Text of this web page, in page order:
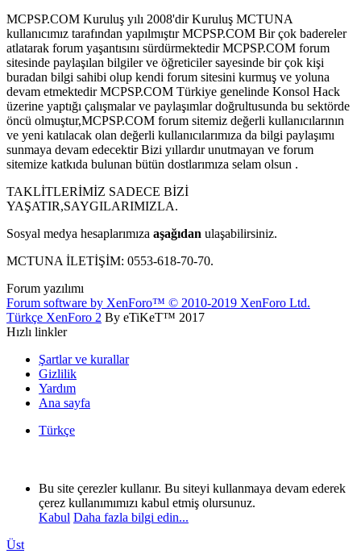
MCPSP.COM Kuruluş yılı 2008'dir Kuruluş MCTUNA
kullanıcımız tarafından yapılmıştır MCPSP.COM Bir çok badereler
atlatarak forum yaşantısını sürdürmektedir MCPSP.COM forum
sitesinde paylaşılan bilgiler ve öğreticiler sayesinde bir çok kişi
buradan bilgi sahibi olup kendi forum sitesini kurmuş ve yoluna
devam etmektedir MCPSP.COM Türkiye genelinde Konsol Hack
üzerine yaptığı çalışmalar ve paylaşımlar doğrultusunda bu sektörde
öncü olmuştur,MCPSP.COM forum sitemiz değerli kullanıcılarının
ve yeni katılacak olan değerli kullanıcılarımıza da bilgi paylaşımı
sunmaya devam edecektir Bizi yıllardır unutmayan ve forum
sitemize katkıda bulunan bütün dostlarımıza selam olsun .
TAKLİTLERİMİZ SADECE BİZİ
YAŞATIR,SAYGILARIMIZLA.
Sosyal medya hesaplarımıza aşağıdan ulaşabilirsiniz.
MCTUNA İLETİŞİM: 0553-618-70-70.
Forum yazılımı
Forum software by XenForo™ © 2010-2019 XenForo Ltd.
Türkçe XenForo 2 By eTiKeT™ 2017
Hızlı linkler
Şartlar ve kurallar
Gizlilik
Yardım
Ana sayfa
Türkçe
Bu site çerezler kullanır. Bu siteyi kullanmaya devam ederek
çerez kullanımımızı kabul etmiş olursunuz.
Kabul Daha fazla bilgi edin...
Üst